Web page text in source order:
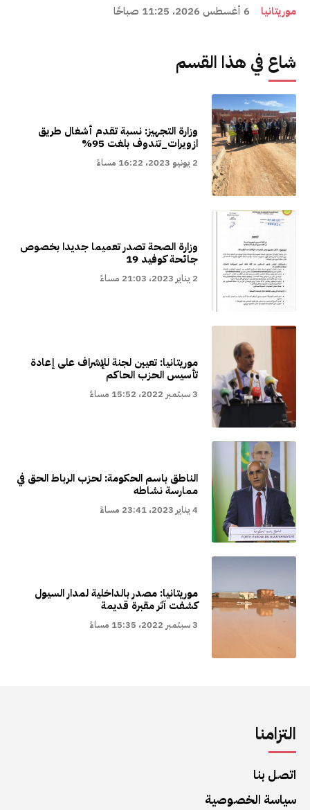
موريتانيا 6 أغسطس 2026، 11:25 صباحًا
شاع في هذا القسم
وزارة التجهيز: نسبة تقدم أشغال طريق
ازويرات_تندوف بلغت 95%
2 يونيو 2023، 16:22 مساءً
وزارة الصحة تصدر تعميما جديدا بخصوص
جائحة كوفيد 19
2 يناير 2023، 21:03 مساءً
موريتانيا: تعيين لجنة للإشراف على إعادة
تأسيس الحزب الحاكم
3 سبتمبر 2022، 15:52 مساءً
الناطق باسم الحكومة: لحزب الرباط الحق في
ممارسة نشاطه
4 يناير 2023، 23:41 مساءً
موريتانيا: مصدر بالداخلية لمدار السيول
كشفت آثر مقبرة قديمة
3 سبتمبر 2022، 15:35 مساءً
التزامنا
اتصل بنا
سياسة الخصوصية